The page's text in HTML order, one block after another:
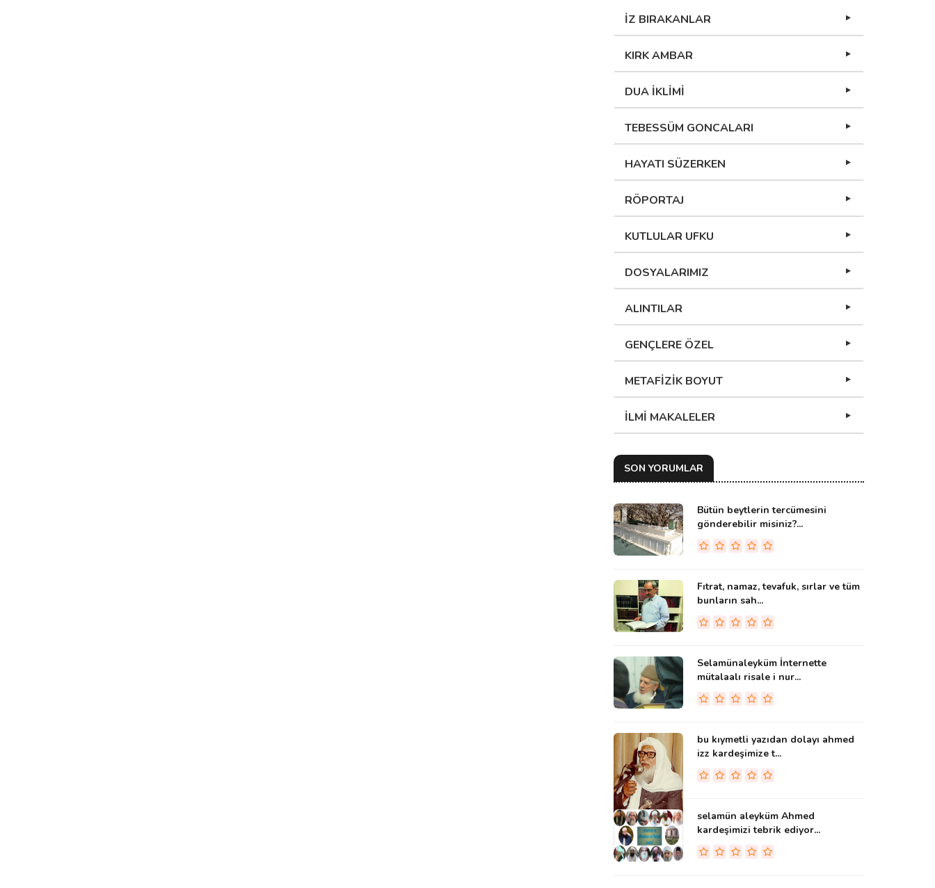
İZ BIRAKANLAR
KIRK AMBAR
DUA İKLİMİ
TEBESSÜM GONCALARI
HAYATI SÜZERKEN
RÖPORTAJ
KUTLULAR UFKU
DOSYALARIMIZ
ALINTILAR
GENÇLERE ÖZEL
METAFİZİK BOYUT
İLMİ MAKALELER
SON YORUMLAR
Bütün beytlerin tercümesini
gönderebilir misiniz?...
Fıtrat, namaz, tevafuk, sırlar ve tüm
bunların sah...
Selamünaleyküm İnternette
mütalaalı risale i nur...
bu kıymetli yazıdan dolayı ahmed
izz kardeşimize t...
selamün aleyküm Ahmed
kardeşimizi tebrik ediyor...